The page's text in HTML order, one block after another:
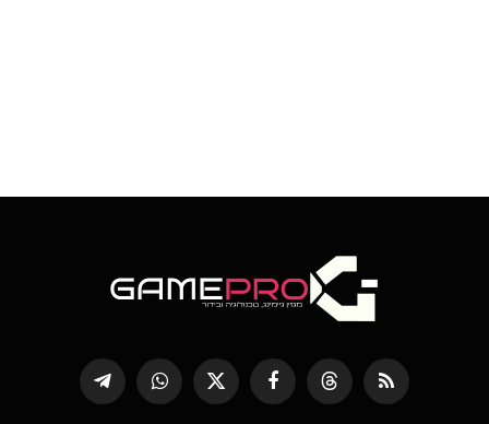
RSS
Threads פייסבוק
X
(טוויטר)
WhatsApp
Telegram